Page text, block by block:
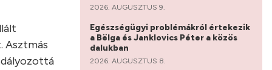
Asztmás
2026. AUGUSZTUS 9.
Egészségügyi problémákról értekezik
a Bëlga és Janklovics Péter a közös
dalukban
2026. AUGUSZTUS 8.